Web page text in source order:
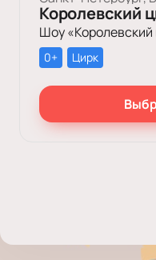
Королевский
0+ Цирк